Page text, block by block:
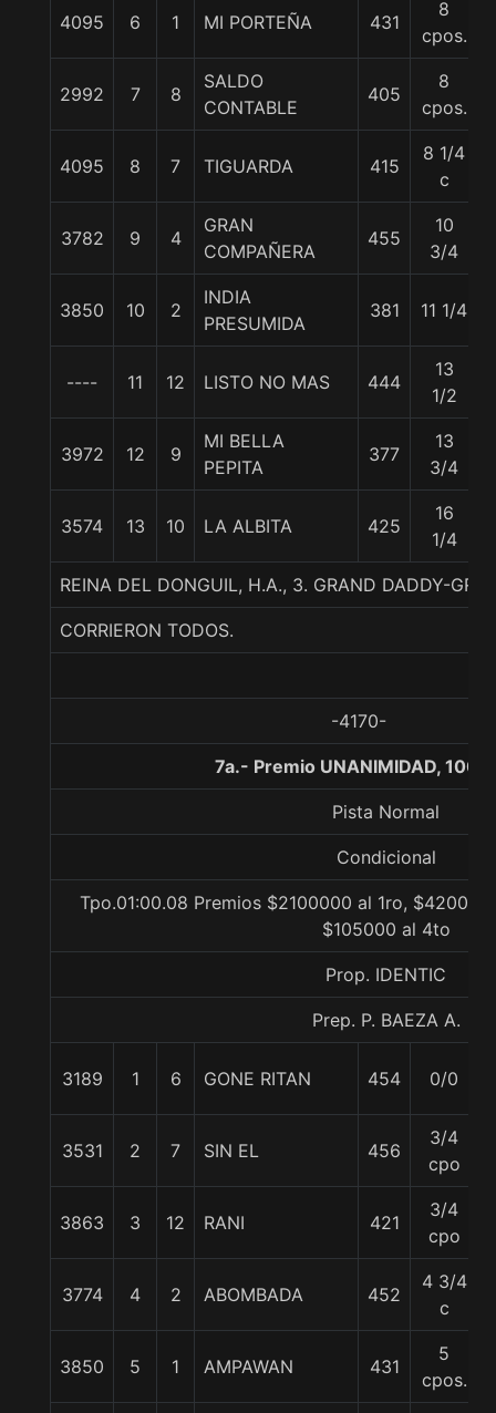
4095 6 1 MI PORTEÑA 431
8
cpos.
2992 7 8
SALDO
CONTABLE
405
8
cpos.
4095 8 7 TIGUARDA 415
8 1/4
c
3782 9 4
GRAN
COMPAÑERA
455
10
3/4
3850 10 2
INDIA
PRESUMIDA
381 11 1/4
---- 11 12 LISTO NO MAS 444
13
1/2
3972 12 9
MI BELLA
PEPITA
377
13
3/4
3574 13 10 LA ALBITA 425
16
1/4
REINA DEL DONGUIL, H.A., 3. GRAND DADDY-
CORRIERON TODOS.
-4170-
7a.- Premio UNANIMIDAD,
Pista Normal
Condicional
Tpo.01:00.08 Premios $2100000 al 1ro,
$105000 al 4to
Prop. IDENTIC
Prep. P. BAEZA A.
3189 1 6 GONE RITAN 454 0/0
3531 2 7 SIN EL 456
3/4
cpo
3863 3 12 RANI 421
3/4
cpo
3774 4 2 ABOMBADA 452
4 3/4
c
3850 5 1 AMPAWAN 431
5
cpos.